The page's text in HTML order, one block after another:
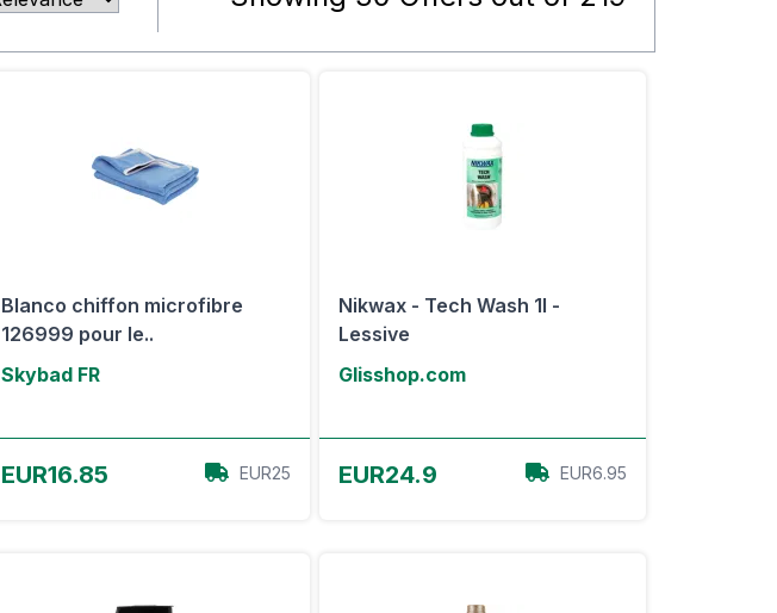
Blanco chiffon microfibre
126999 pour le..
Skybad FR
EUR16.85 EUR25
Nikwax - Tech Wash 1l -
Lessive
Glisshop.com
EUR24.9 EUR6.95